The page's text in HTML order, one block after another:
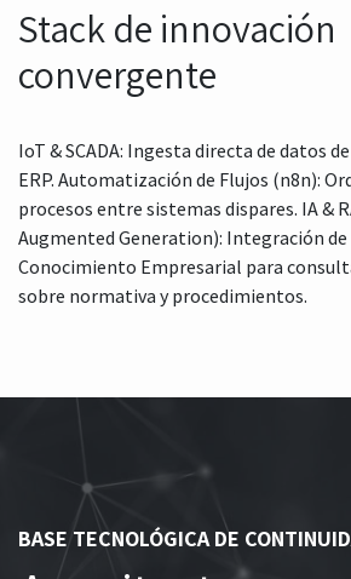
Stack de innovación
convergente
IoT & SCADA: Ingesta directa de datos
ERP. Automatización de Flujos (n8n):
procesos entre sistemas dispares. IA &
Augmented Generation): Integración de
Conocimiento Empresarial para
sobre normativa y procedimientos.
BASE TECNOLÓGICA DE